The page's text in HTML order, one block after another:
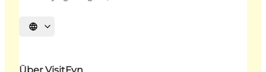
Sprache auswählen